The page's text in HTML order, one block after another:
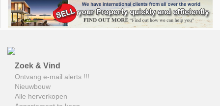
Zoek & Vind
Ontvang e-mail alerts !!!
Nieuwbouw
Alle herverkopen